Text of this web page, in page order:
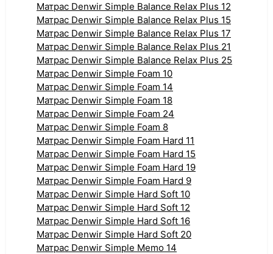
Матрас Denwir Simple Balance Relax Plus 12
Матрас Denwir Simple Balance Relax Plus 15
Матрас Denwir Simple Balance Relax Plus 17
Матрас Denwir Simple Balance Relax Plus 21
Матрас Denwir Simple Balance Relax Plus 25
Матрас Denwir Simple Foam 10
Матрас Denwir Simple Foam 14
Матрас Denwir Simple Foam 18
Матрас Denwir Simple Foam 24
Матрас Denwir Simple Foam 8
Матрас Denwir Simple Foam Hard 11
Матрас Denwir Simple Foam Hard 15
Матрас Denwir Simple Foam Hard 19
Матрас Denwir Simple Foam Hard 9
Матрас Denwir Simple Hard Soft 10
Матрас Denwir Simple Hard Soft 12
Матрас Denwir Simple Hard Soft 16
Матрас Denwir Simple Hard Soft 20
Матрас Denwir Simple Memo 14